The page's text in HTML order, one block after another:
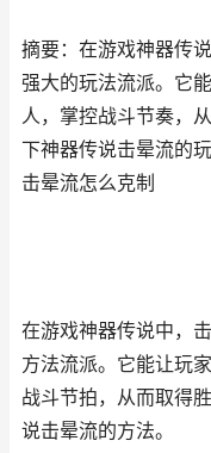
摘要：在游戏神器传
强大的玩法流派。它
人，掌控战斗节奏，
下神器传说击晕流的
击晕流怎么克制
在游戏神器传说中，
方法流派。它能让玩
战斗节拍，从而取得
说击晕流的方法。